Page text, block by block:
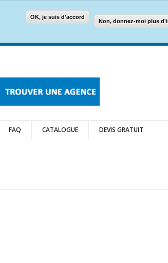
OK, je suis d'accord
Non, donnez-moi plus
FAQ CATALOGUE DEVIS GRATUIT